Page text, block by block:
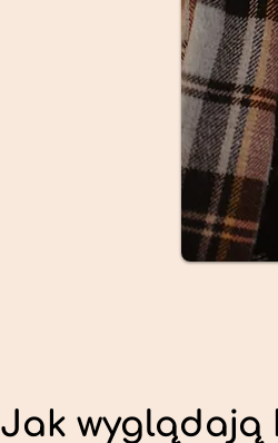
Jak wyglądają